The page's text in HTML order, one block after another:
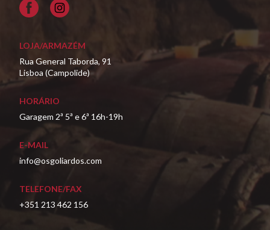
Facebook
LOJA/ARMAZÉM
Rua General Taborda, 91
Lisboa (Campolide)
HORÁRIO
Garagem 2ª 5ª e 6ª 16h-19h
E-MAIL
info@osgoliardos.com
TELEFONE/FAX
+351 213 462 156